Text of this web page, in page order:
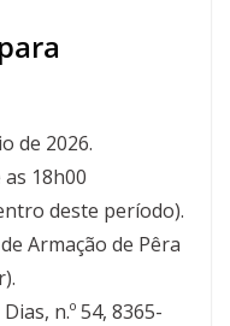
de 2026.
18h00
deste período).
Armação de Pêra
n.º 54, 8365-